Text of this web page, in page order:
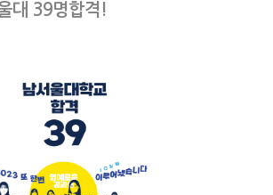
대 39명합격!